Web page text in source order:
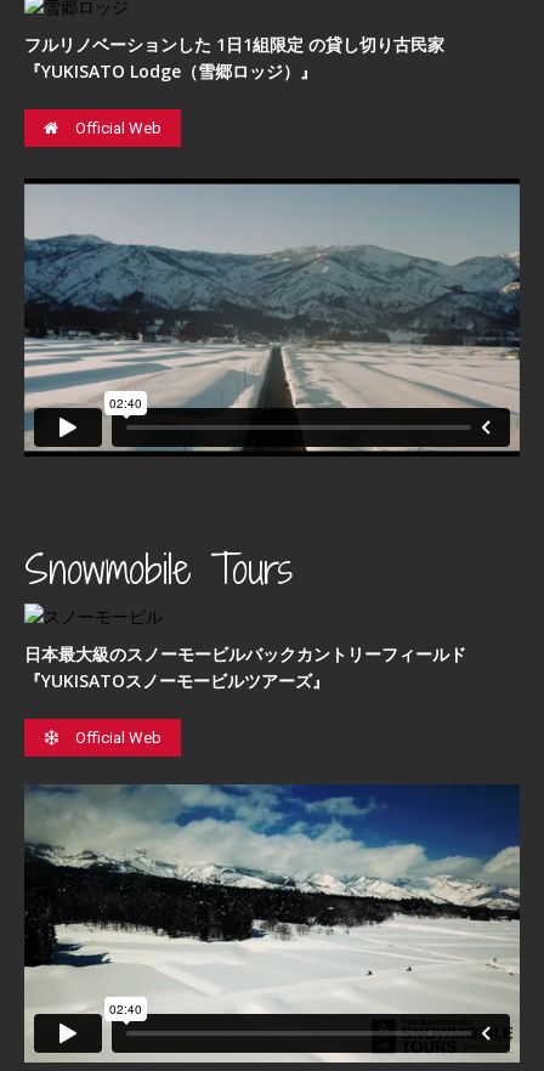
フルリノベーションした 1日1組限定 の貸し切り古民家
『YUKISATO Lodge（雪郷ロッジ）』
Official Web
Snowmobile Tours
日本最⼤級のスノーモービルバックカントリーフィールド
『YUKISATOスノーモービルツアーズ』
Official Web